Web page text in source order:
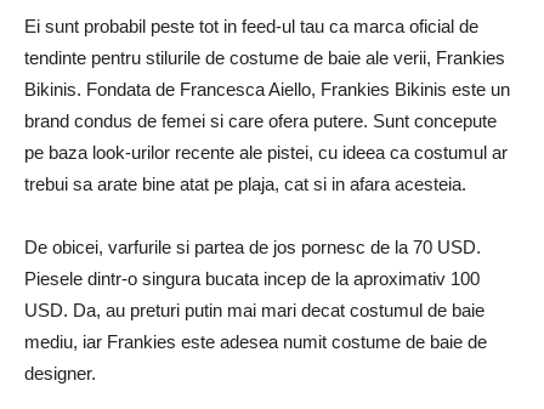
Ei sunt probabil peste tot in feed-ul tau ca marca oficial de
tendinte pentru stilurile de costume de baie ale verii, Frankies
Bikinis. Fondata de Francesca Aiello, Frankies Bikinis este un
brand condus de femei si care ofera putere. Sunt concepute
pe baza look-urilor recente ale pistei, cu ideea ca costumul ar
trebui sa arate bine atat pe plaja, cat si in afara acesteia.
De obicei, varfurile si partea de jos pornesc de la 70 USD.
Piesele dintr-o singura bucata incep de la aproximativ 100
USD. Da, au preturi putin mai mari decat costumul de baie
mediu, iar Frankies este adesea numit costume de baie de
designer.